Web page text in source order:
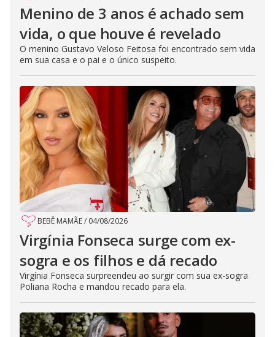
Menino de 3 anos é achado sem
vida, o que houve é revelado
O menino Gustavo Veloso Feitosa foi encontrado sem vida
em sua casa e o pai e o único suspeito.
BEBÊ MAMÃE/ 04/08/2026
Virgínia Fonseca surge com ex-
sogra e os filhos e dá recado
Virgínia Fonseca surpreendeu ao surgir com sua ex-sogra
Poliana Rocha e mandou recado para ela.